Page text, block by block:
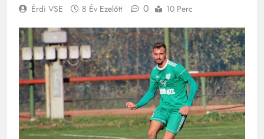
Érdi VSE 8 Év Ezelőtt 0 10 Perc